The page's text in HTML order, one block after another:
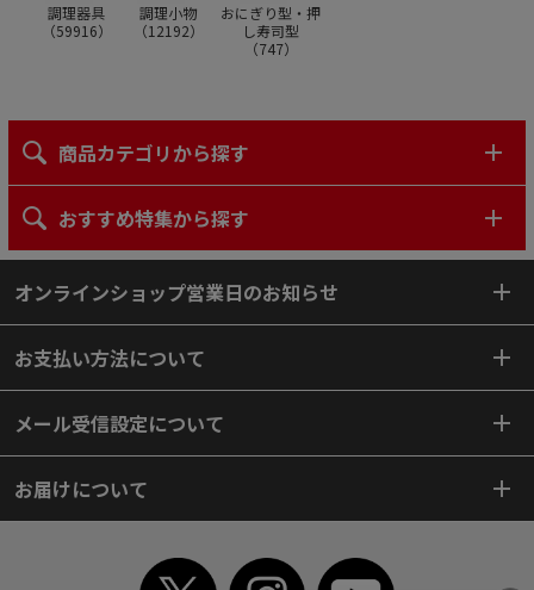
調理器具
（59916）
調理小物
（12192）
おにぎり型・押
し寿司型
（747）
商品カテゴリから探す
おすすめ特集から探す
オンラインショップ営業日のお知らせ
お支払い方法について
メール受信設定について
お届けについて